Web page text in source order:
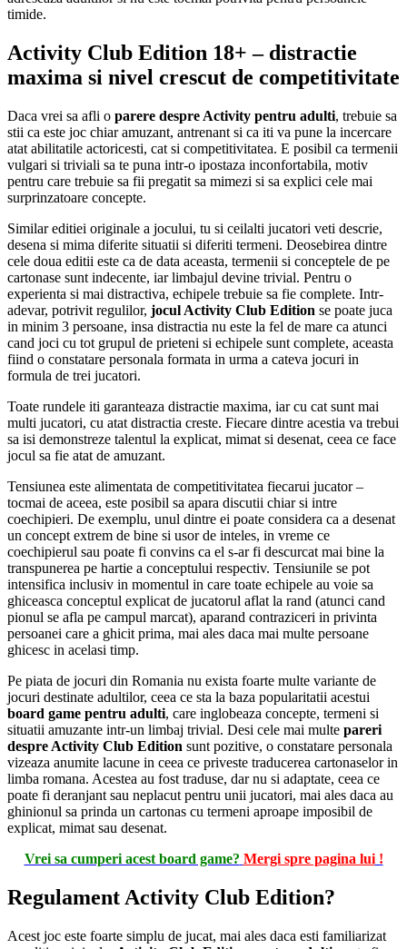
timide.
Activity Club Edition 18+ – distractie
maxima si nivel crescut de competitivitate
Daca vrei sa afli o parere despre Activity pentru adulti, trebuie sa
stii ca este joc chiar amuzant, antrenant si ca iti va pune la incercare
atat abilitatile actoricesti, cat si competitivitatea. E posibil ca termenii
vulgari si triviali sa te puna intr-o ipostaza inconfortabila, motiv
pentru care trebuie sa fii pregatit sa mimezi si sa explici cele mai
surprinzatoare concepte.
Similar editiei originale a jocului, tu si ceilalti jucatori veti descrie,
desena si mima diferite situatii si diferiti termeni. Deosebirea dintre
cele doua editii este ca de data aceasta, termenii si conceptele de pe
cartonase sunt indecente, iar limbajul devine trivial. Pentru o
experienta si mai distractiva, echipele trebuie sa fie complete. Intr-
adevar, potrivit regulilor, jocul Activity Club Edition se poate juca
in minim 3 persoane, insa distractia nu este la fel de mare ca atunci
cand joci cu tot grupul de prieteni si echipele sunt complete, aceasta
fiind o constatare personala formata in urma a cateva jocuri in
formula de trei jucatori.
Toate rundele iti garanteaza distractie maxima, iar cu cat sunt mai
multi jucatori, cu atat distractia creste. Fiecare dintre acestia va trebui
sa isi demonstreze talentul la explicat, mimat si desenat, ceea ce face
jocul sa fie atat de amuzant.
Tensiunea este alimentata de competitivitatea fiecarui jucator –
tocmai de aceea, este posibil sa apara discutii chiar si intre
coechipieri. De exemplu, unul dintre ei poate considera ca a desenat
un concept extrem de bine si usor de inteles, in vreme ce
coechipierul sau poate fi convins ca el s-ar fi descurcat mai bine la
transpunerea pe hartie a conceptului respectiv. Tensiunile se pot
intensifica inclusiv in momentul in care toate echipele au voie sa
ghiceasca conceptul explicat de jucatorul aflat la rand (atunci cand
pionul se afla pe campul marcat), aparand contraziceri in privinta
persoanei care a ghicit prima, mai ales daca mai multe persoane
ghicesc in acelasi timp.
Pe piata de jocuri din Romania nu exista foarte multe variante de
jocuri destinate adultilor, ceea ce sta la baza popularitatii acestui
board game pentru adulti, care inglobeaza concepte, termeni si
situatii amuzante intr-un limbaj trivial. Desi cele mai multe pareri
despre Activity Club Edition sunt pozitive, o constatare personala
vizeaza anumite lacune in ceea ce priveste traducerea cartonaselor in
limba romana. Acestea au fost traduse, dar nu si adaptate, ceea ce
poate fi deranjant sau neplacut pentru unii jucatori, mai ales daca au
ghinionul sa prinda un cartonas cu termeni aproape imposibil de
explicat, mimat sau desenat.
Vrei sa cumperi acest board game? Mergi spre pagina lui!
Regulament Activity Club Edition?
Acest joc este foarte simplu de jucat, mai ales daca esti familiarizat